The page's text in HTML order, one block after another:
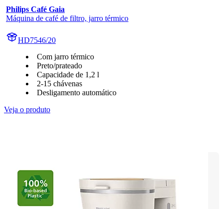
Philips Café Gaia
Máquina de café de filtro, jarro térmico
HD7546/20
Com jarro térmico
Preto/prateado
Capacidade de 1,2 l
2-15 chávenas
Desligamento automático
Veja o produto